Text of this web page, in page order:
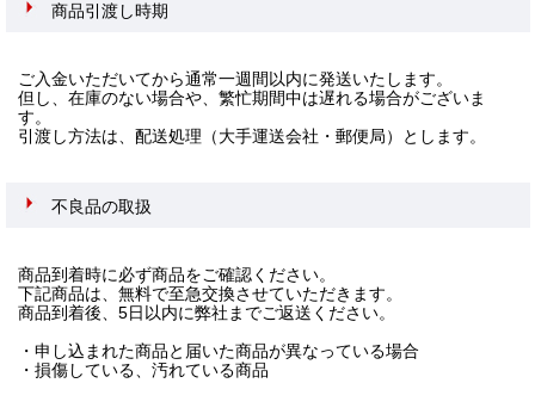
商品引渡し時期
ご入金いただいてから通常一週間以内に発送いたします。
但し、在庫のない場合や、繁忙期間中は遅れる場合がございま
す。
引渡し方法は、配送処理（大手運送会社・郵便局）とします。
不良品の取扱
商品到着時に必ず商品をご確認ください。
下記商品は、無料で至急交換させていただきます。
商品到着後、5日以内に弊社までご返送ください。
・申し込まれた商品と届いた商品が異なっている場合
・損傷している、汚れている商品